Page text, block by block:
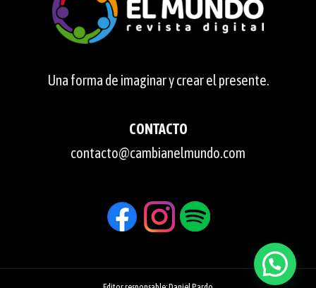
Una forma de imaginar y crear el presente.
CONTACTO
contacto@cambianelmundo.com